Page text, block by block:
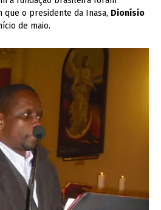
que o presidente da Inasa, Dionísio
de maio.